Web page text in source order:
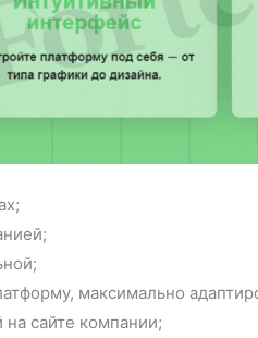
максимально
сайте компании;